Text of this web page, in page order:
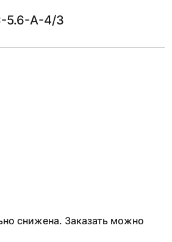
5.6-А-4/3
снижена. Заказать можно